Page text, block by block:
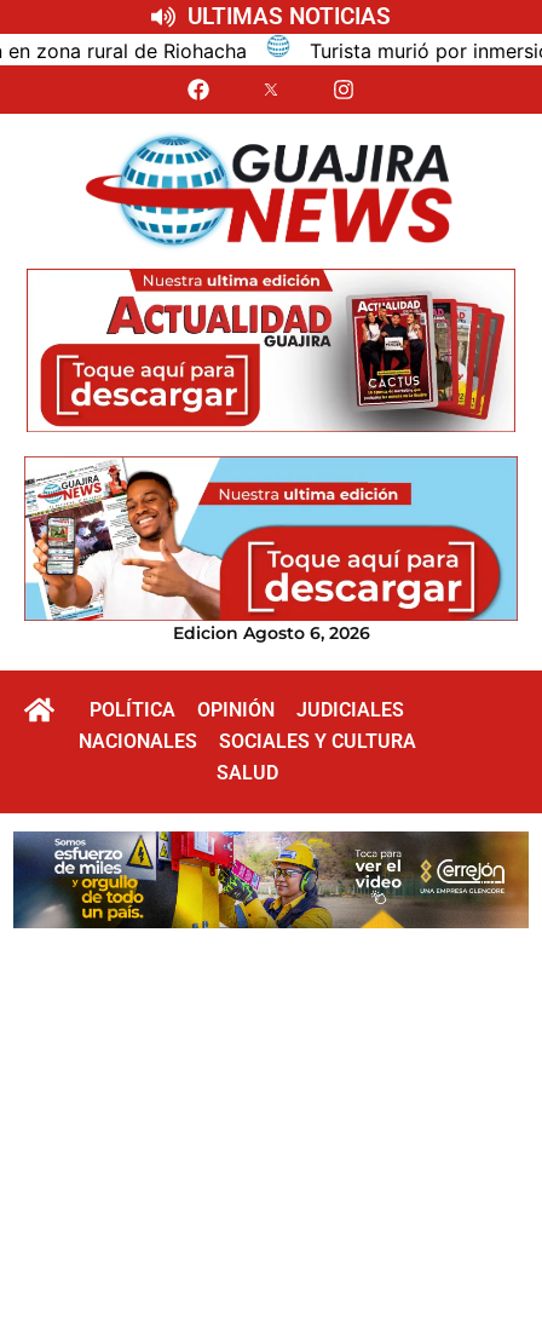
ULTIMAS NOTICIAS
rural de Riohacha Turista murió por inmersión
Edicion Agosto 6, 2026
POLÍTICA OPINIÓN
JUDICIALES
NACIONALES
SOCIALES Y CULTURA
SALUD